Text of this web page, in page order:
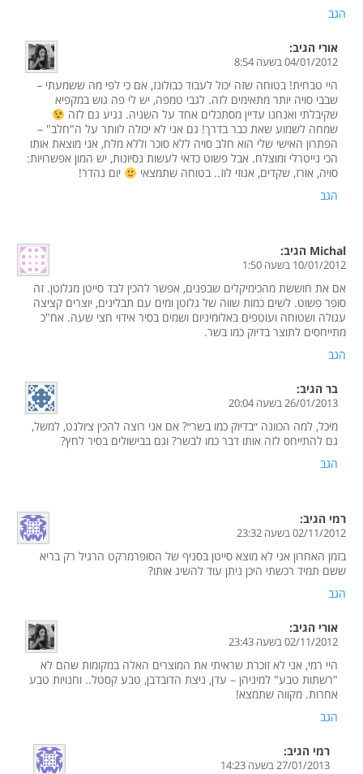
הגב
אורי הגיב:
04/01/2012 בשעה 8:54
היי טבחית! בטוחה שזה יכול לעבוד כבולונז, אם כי לפי מה ששמעתי –
שבבי סויה יותר מתאימים לזה. לגבי טמפה, יש לי פה גוש במקפיא
שקיבלתי ואנחנו עדיין מסתכלים אחד על השניה. נגיע גם לזה
שמחה לשמוע שאת כבר בדרך! גם אני לא יכולה לוותר על ה"חלב" –
הפתרון האישי שלי הוא חלב סויה ללא סוכר וללא מלח, אני מוצאת אותו
הכי נייטרלי ומוצלח. אבל פשוט כדאי לעשות נסיונות, יש המון אפשרויות:
סויה, אורז, שקדים, אגוזי לוז.. בטוחה שתמצאי
יום נהדר!
הגב
Michal הגיב:
10/01/2012 בשעה 1:50
אם את חוששת מהכימיקלים שבפנים, אפשר להכין לבד סייטן מגלוטן. זה
סופר פשוט. לשים כמות שווה של גלוטן ומים עם תבלינים, יוצרים קציצה
עגולה ושטוחה ועוטפים באלומיניום ושמים בסיר אידוי חצי שעה. אח"כ
מתייחסים לתוצר בדיוק כמו בשר.
הגב
בר הגיב:
26/01/2013 בשעה 20:04
מיכל, למה הכוונה ״בדיוק כמו בשר״? אם אני רוצה להכין צ׳ולנט, למשל,
גם להתייחס לזה אותו דבר כמו לבשר? וגם בבישולים בסיר לחץ?
הגב
רמי הגיב:
02/11/2012 בשעה 23:32
בזמן האחרון אני לא מוצא סייטן בסניף של הסופרמרקט הרגיל רק בריא
ששם תמיד רכשתי היכן ניתן עוד להשיג אותו?
הגב
אורי הגיב:
02/11/2012 בשעה 23:43
היי רמי, אני לא זוכרת שראיתי את המוצרים האלה במקומות שהם לא
"רשתות טבע" למיניהן – עדן, ניצת הדובדבן, טבע קסטל.. וחנויות טבע
אחרות. מקווה שתמצא!
הגב
רמי הגיב:
27/01/2013 בשעה 14:23